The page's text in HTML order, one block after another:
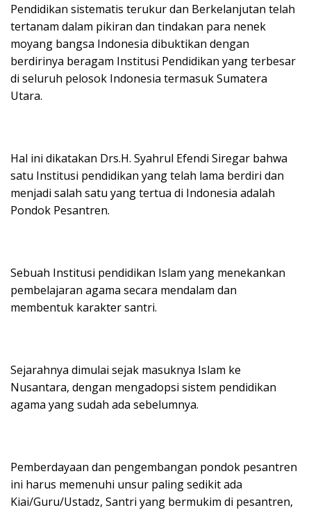
Pendidikan sistematis terukur dan Berkelanjutan telah
tertanam dalam pikiran dan tindakan para nenek
moyang bangsa Indonesia dibuktikan dengan
berdirinya beragam Institusi Pendidikan yang terbesar
di seluruh pelosok Indonesia termasuk Sumatera
Utara.
Hal ini dikatakan Drs.H. Syahrul Efendi Siregar bahwa
satu Institusi pendidikan yang telah lama berdiri dan
menjadi salah satu yang tertua di Indonesia adalah
Pondok Pesantren.
Sebuah Institusi pendidikan Islam yang menekankan
pembelajaran agama secara mendalam dan
membentuk karakter santri.
Sejarahnya dimulai sejak masuknya Islam ke
Nusantara, dengan mengadopsi sistem pendidikan
agama yang sudah ada sebelumnya.
Pemberdayaan dan pengembangan pondok pesantren
ini harus memenuhi unsur paling sedikit ada
Kiai/Guru/Ustadz, Santri yang bermukim di pesantren,